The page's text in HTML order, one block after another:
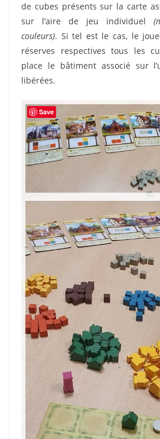
de cubes présents sur la carte
sur l’aire de jeu individuel
couleurs). Si tel est le cas, le
réserves respectives tous les
place le bâtiment associé sur
libérées.
Save